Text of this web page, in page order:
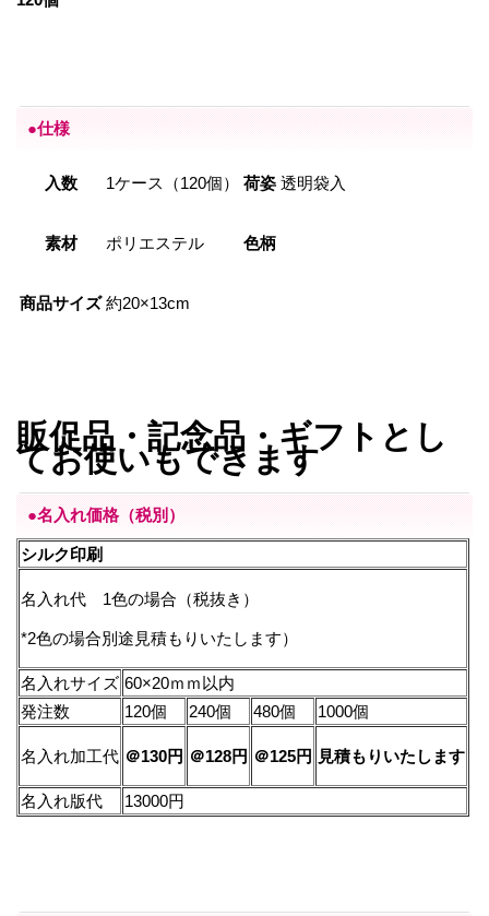
●仕様
入数 1ケース（120個） 荷姿 透明袋入
素材 ポリエステル 色柄
商品サイズ 約20×13cm
販促品・記念品・ギフトとし
てお使いもできます
●名入れ価格（税別）
シルク印刷
名入れ代 1色の場合（税抜き）
*2色の場合別途見積もりいたします）
名入れサイズ 60×20ｍｍ以内
発注数
120個 240個 480個 1000個
名入れ加工代 ＠130円 ＠128円 ＠125円 見積もりいたします
名入れ版代 13000円